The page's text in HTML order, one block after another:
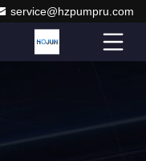
service@hzpumpru.com